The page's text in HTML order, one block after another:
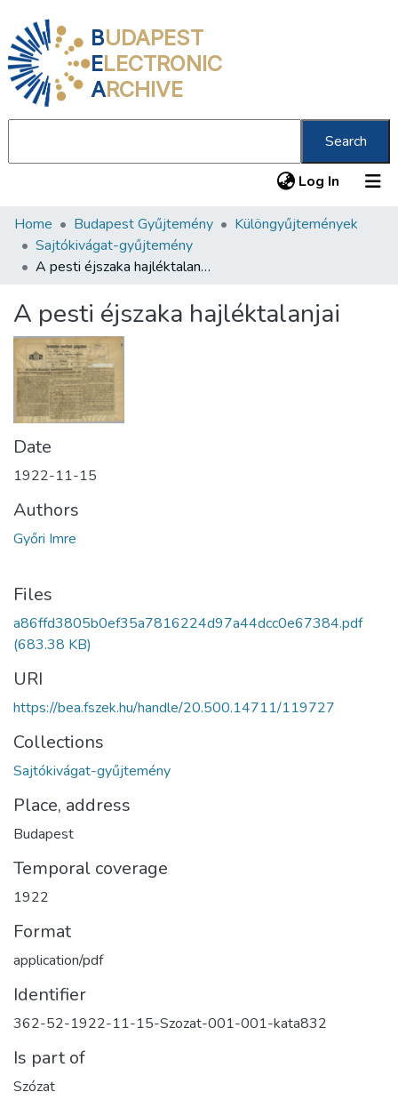
BUDAPEST
ELECTRONIC
ARCHIVE
Search
Log In (current)
Communities & Collections
All of DSpace
About us
Home Budapest Gyűjtemény
Különgyűjtemények
Sajtókivágat-gyűjtemény
A pesti éjszaka hajléktalanjai
A pesti éjszaka hajléktalanjai
Date
1922-11-15
Authors
Győri Imre
Files
a86ffd3805b0ef35a7816224d97a44dcc0e67384.pdf
(683.38 KB)
URI
https://bea.fszek.hu/handle/20.500.14711/119727
Collections
Sajtókivágat-gyűjtemény
Place, address
Budapest
Temporal coverage
1922
Format
application/pdf
Identifier
362-52-1922-11-15-Szozat-001-001-kata832
Is part of
Szózat